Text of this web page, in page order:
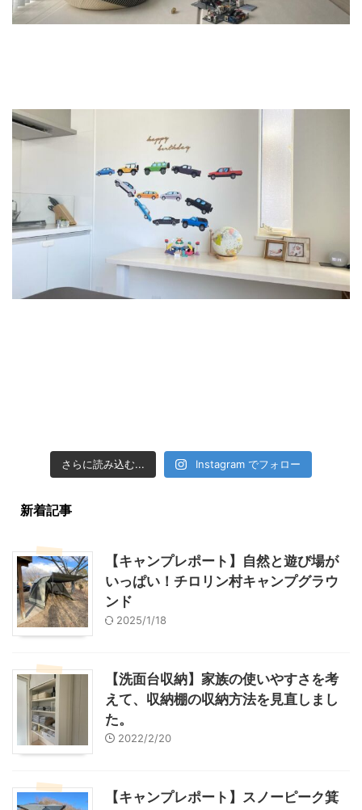
さらに読み込む... Instagram でフォロー
新着記事
【キャンプレポート】自然と遊び場が
いっぱい！チロリン村キャンプグラウ
ンド
2025/1/18
【洗面台収納】家族の使いやすさを考
えて、収納棚の収納方法を見直しまし
た。
2022/2/20
【キャンプレポート】スノーピーク箕